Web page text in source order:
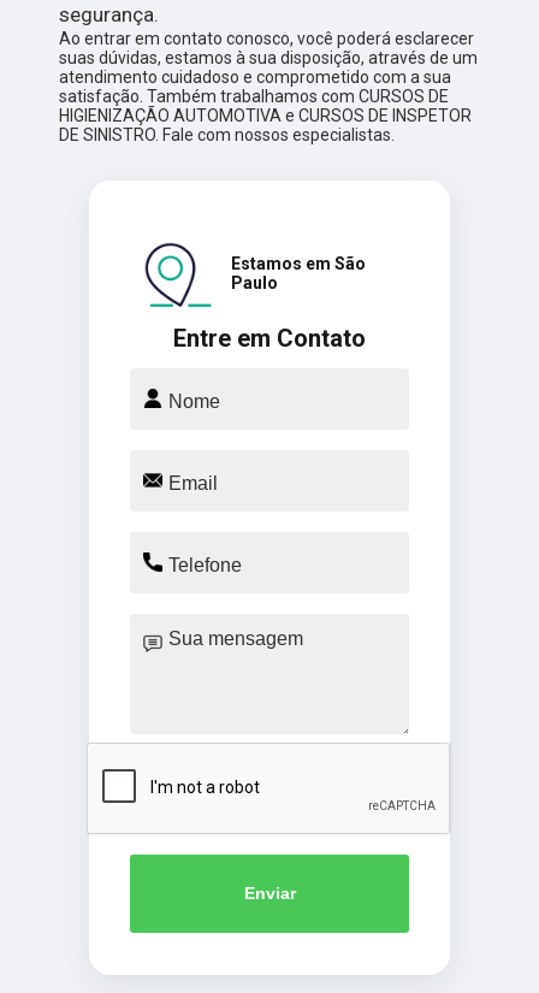
segurança.
Ao entrar em contato conosco, você poderá esclarecer
suas dúvidas, estamos à sua disposição, através de um
atendimento cuidadoso e comprometido com a sua
satisfação. Também trabalhamos com CURSOS DE
HIGIENIZAÇÃO AUTOMOTIVA e CURSOS DE INSPETOR
DE SINISTRO. Fale com nossos especialistas.
Entre em Contato
Estamos em São
Paulo
Enviar